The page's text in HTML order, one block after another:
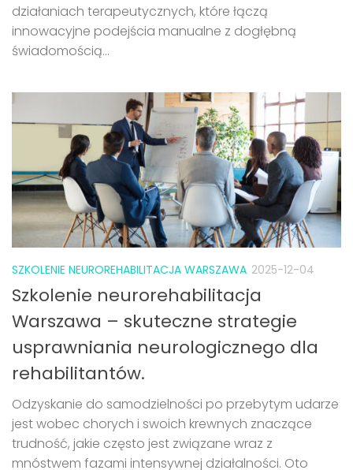
działaniach terapeutycznych, które łączą
innowacyjne podejścia manualne z dogłębną
świadomością...
SZKOLENIE NEUROREHABILITACJA WARSZAWA 2025-12-04
Szkolenie neurorehabilitacja
Warszawa – skuteczne strategie
usprawniania neurologicznego dla
rehabilitantów.
Odzyskanie do samodzielności po przebytym udarze
jest wobec chorych i swoich krewnych znaczące
trudność, jakie często jest związane wraz z
mnóstwem fazami intensywnej działalności. Oto